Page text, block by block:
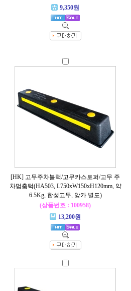
9,350원
[HK] 고무주차블럭/고무카스토퍼/고무 주
차멈춤턱(HA503, L750xW150xH120mm, 약
6.5Kg, 합성고무, 앙카 별도)
(상품번호 : 100958)
13,200원